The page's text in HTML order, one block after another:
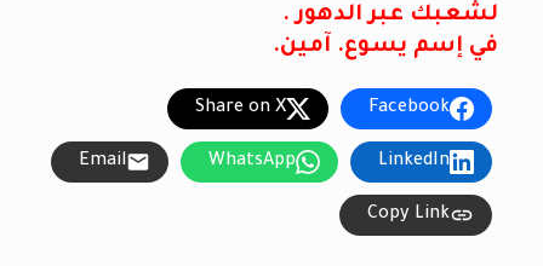
لشعبك عبر الدهور .
في إسم يسوع. آمين.
Facebook
Share on X
LinkedIn
WhatsApp
Email
Copy Link